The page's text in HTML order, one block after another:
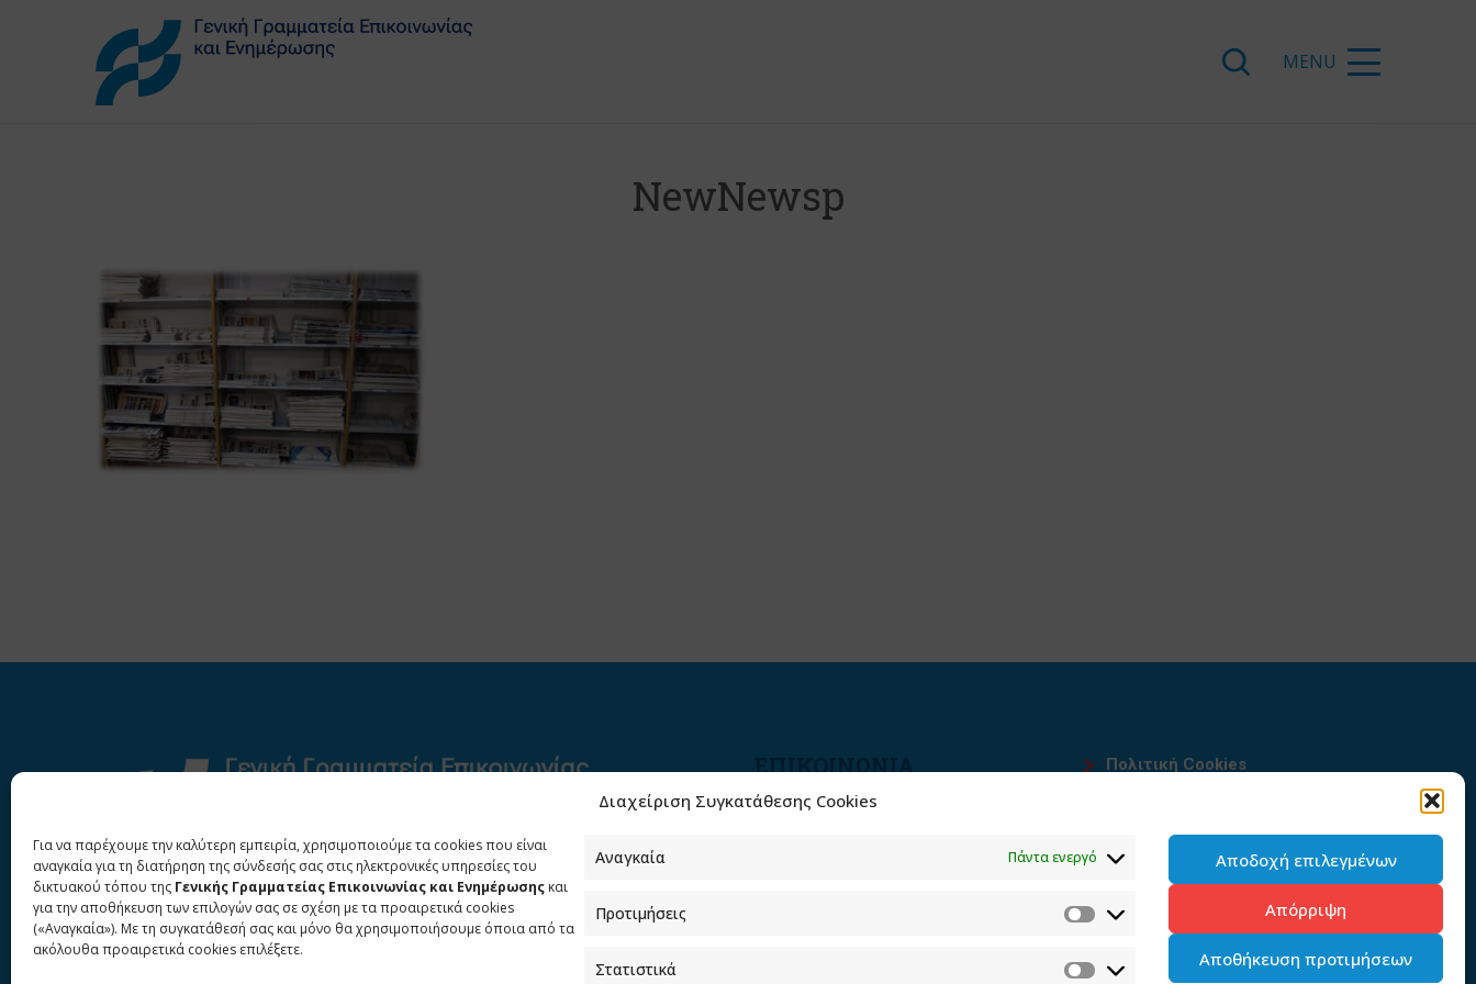
Διαχείριση Συγκατάθεσης Cookies
Για να παρέχουμε την καλύτερη εμπειρία, χρησιμοποιούμε τα cookies που είναι
αναγκαία για τη διατήρηση της σύνδεσής σας στις ηλεκτρονικές υπηρεσίες του
δικτυακού τόπου της Γενικής Γραμματείας Επικοινωνίας και Ενημέρωσης και
για την αποθήκευση των επιλογών σας σε σχέση με τα προαιρετικά cookies
(«Αναγκαία»). Με τη συγκατάθεσή σας και μόνο θα χρησιμοποιήσουμε όποια από τα
ακόλουθα προαιρετικά cookies επιλέξετε.
Αναγκαία Πάντα ενεργό
Προτιμήσεις
Στατιστικά
Αποδοχή επιλεγμένων
Απόρριψη
Αποθήκευση προτιμήσεων
NewNewsp
ΕΠΙΚΟΙΝΩΝΙΑ
Φραγκούδη 11 & Αλεξάνδρου
Πολιτική Cookies
Πολιτική προστασίας
προσωπικών δεδομένων του
παρόντος ιστότοπου
Διαχείρηση συγκατάθεσης